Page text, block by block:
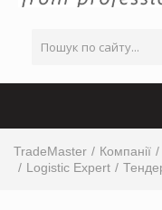
TradeMaster Компанії
Logistic Expert